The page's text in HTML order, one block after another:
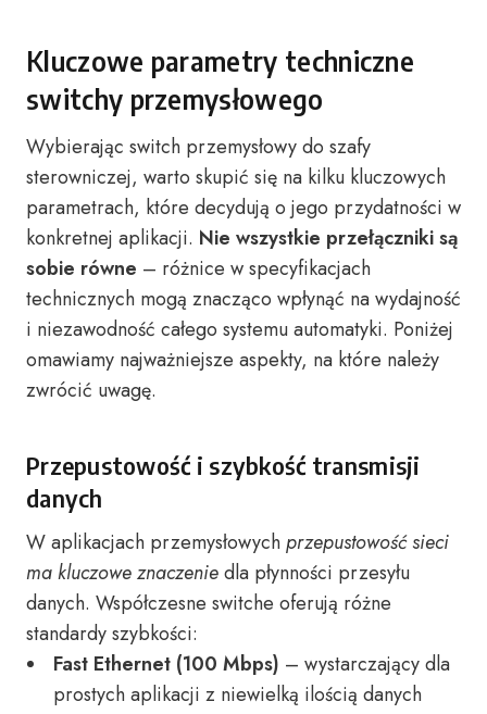
Kluczowe parametry techniczne
switchy przemysłowego
Wybierając switch przemysłowy do szafy
sterowniczej, warto skupić się na kilku kluczowych
parametrach, które decydują o jego przydatności w
konkretnej aplikacji. Nie wszystkie przełączniki są
sobie równe – różnice w specyfikacjach
technicznych mogą znacząco wpłynąć na wydajność
i niezawodność całego systemu automatyki. Poniżej
omawiamy najważniejsze aspekty, na które należy
zwrócić uwagę.
Przepustowość i szybkość transmisji
danych
W aplikacjach przemysłowychprzepustowość sieci
ma kluczowe znaczeniedla płynności przesyłu
danych. Współczesne switche oferują różne
standardy szybkości:
Fast Ethernet (100 Mbps) – wystarczający dla
prostych aplikacji z niewielką ilością danych